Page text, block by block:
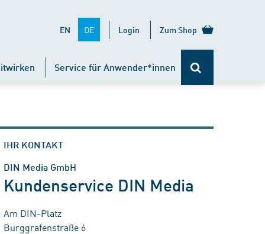
EN DE Login Zum Shop
Service für Anwender*innen
IHR KONTAKT
DIN Media GmbH
Kundenservice DIN Media
Am DIN-Platz
Burggrafenstraße 6